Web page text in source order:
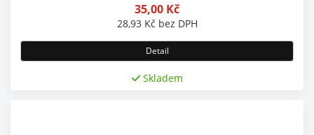
35,00 Kč
28,93 Kč bez DPH
Detail
Skladem